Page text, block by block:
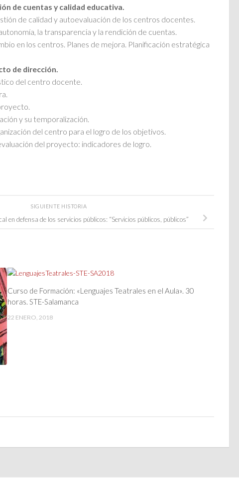
de cuentas y calidad educativa.
de calidad y autoevaluación de los centros docentes.
la transparencia y la rendición de cuentas.
en los centros. Planes de mejora. Planificación estratégica
de dirección.
del centro docente.
y su temporalización.
del centro para el logro de los objetivos.
del proyecto: indicadores de logro.
SIGUIENTE HISTORIA
en defensa de los servicios públicos: “Servicios públicos, públicos”
Curso de Formación: «Lenguajes Teatrales en el Aula». 30
horas. STE-Salamanca
22 ENERO, 2018